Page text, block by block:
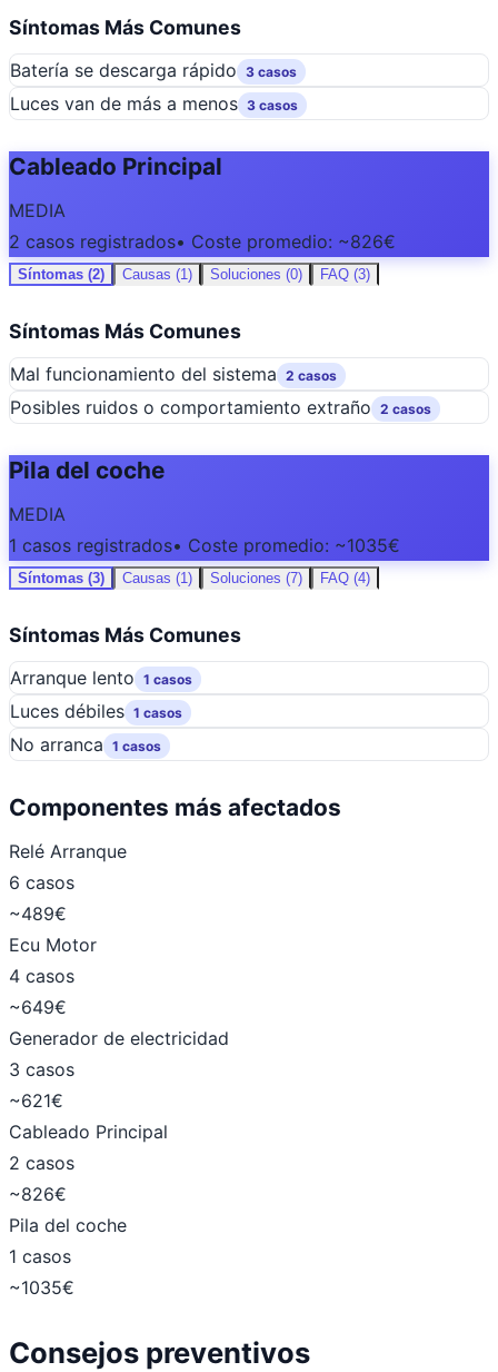
Síntomas Más Comunes
Batería se descarga rápido 3 casos
Luces van de más a menos 3 casos
Cableado Principal
MEDIA
2 casos registrados• Coste promedio: ~826€
Síntomas (2) Causas (1) Soluciones (0) FAQ (3)
Síntomas Más Comunes
Mal funcionamiento del sistema 2 casos
Posibles ruidos o comportamiento extraño 2 casos
Pila del coche
MEDIA
1 casos registrados• Coste promedio: ~1035€
Síntomas (3) Causas (1) Soluciones (7) FAQ (4)
Síntomas Más Comunes
Arranque lento 1 casos
Luces débiles 1 casos
No arranca 1 casos
Componentes más afectados
Relé Arranque
6 casos
~489€
Ecu Motor
4 casos
~649€
Generador de electricidad
3 casos
~621€
Cableado Principal
2 casos
~826€
Pila del coche
1 casos
~1035€
Consejos preventivos